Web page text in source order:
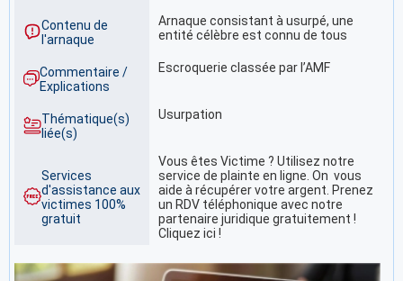
Contenu de
l'arnaque
Arnaque consistant à usurpé, une
entité célèbre est connu de tous
Commentaire /
Explications
Escroquerie classée par l’AMF
Thématique(s)
liée(s)
Usurpation
Services
d'assistance aux
victimes 100%
gratuit
Vous êtes Victime ? Utilisez notre
service de plainte en ligne. On vous
aide à récupérer votre argent. Prenez
un RDV téléphonique avec notre
partenaire juridique gratuitement !
Cliquez ici !